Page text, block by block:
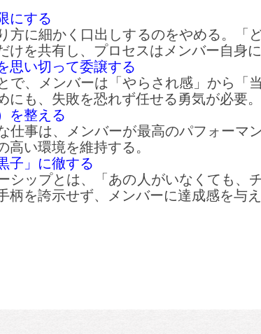
にする
方に細かく口出しするのをやめる。「
けを共有し、プロセスはメンバー自身に
思い切って委譲する
で、メンバーは「やらされ感」から「
にも、失敗を恐れず任せる勇気が必要。
を整える
仕事は、メンバーが最高のパフォーマ
高い環境を維持する。
子」に徹する
シップとは、「あの人がいなくても、
柄を誇示せず、メンバーに達成感を与え